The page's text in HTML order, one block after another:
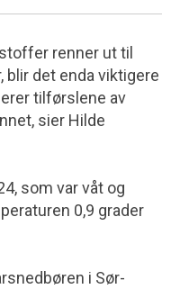
renner ut til
blir det enda viktigere
tilførslene av
sier Hilde
som var våt og
0,9 grader
i Sør-